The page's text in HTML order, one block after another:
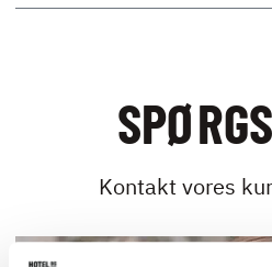
Kontakt vores